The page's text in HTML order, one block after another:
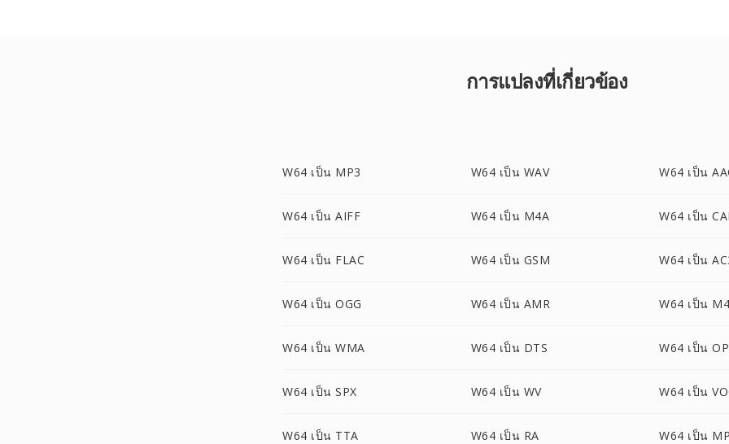
การแปลงที่เกี่ยวข้อง
W64 เป็น MP3 W64 เป็น WAV W64 เป็น
W64 เป็น AIFF W64 เป็น M4A W64 เป็น
W64 เป็น FLAC W64 เป็น GSM W64 เป็น
W64 เป็น OGG W64 เป็น AMR W64 เป็น
W64 เป็น WMA W64 เป็น DTS W64 เป็น
W64 เป็น SPX W64 เป็น WV W64 เป็น
W64 เป็น TTA W64 เป็น RA W64 เป็น